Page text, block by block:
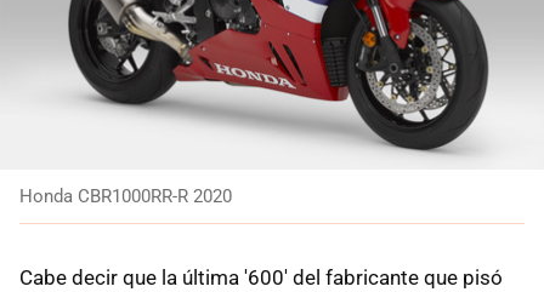
Honda CBR1000RR-R 2020
Cabe decir que la última '600' del fabricante que pisó